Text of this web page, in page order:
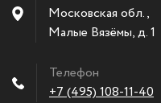
Московская обл.,
Малые Вязёмы,д. 1
Телефон
+7 (495) 108-11-40